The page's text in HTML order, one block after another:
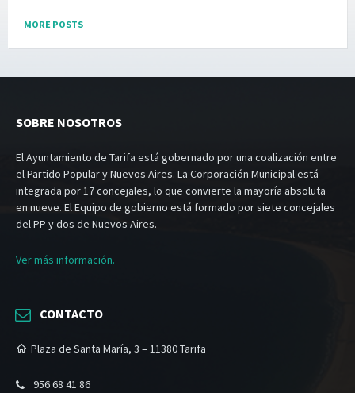
MORE POSTS
SOBRE NOSOTROS
El Ayuntamiento de Tarifa está gobernado por una coalización entre
el Partido Popular y Nuevos Aires. La Corporación Municipal está
integrada por 17 concejales, lo que convierte la mayoría absoluta
en nueve. El Equipo de gobierno está formado por siete concejales
del PP y dos de Nuevos Aires.
Ver más información.
CONTACTO
Plaza de Santa María, 3 – 11380 Tarifa
956 68 41 86